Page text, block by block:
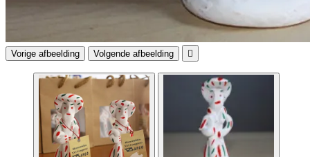
Vorige afbeelding Volgende afbeelding 